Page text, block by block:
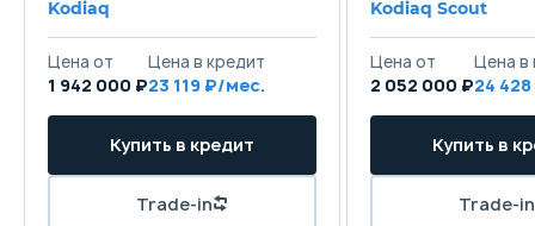
Kodiaq
Цена от
1 942 000 ₽
Цена в кредит
23 119 ₽/мес.
Купить в кредит
Trade-in
Kodiaq Scout
Цена от
2 052 000 ₽
Цена в
24
Купить в
Trade-in